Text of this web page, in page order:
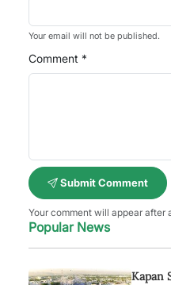
Your email will not be published.
Comment *
Submit Comment
Your comment will appear after
Popular News
Kapan